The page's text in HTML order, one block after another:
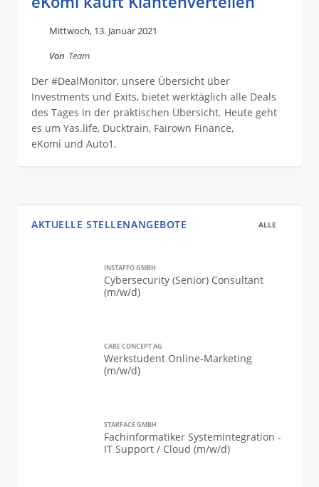
Mittwoch, 13. Januar 2021
Von Team
Der #DealMonitor, unsere Übersicht über
Investments und Exits, bietet werktäglich alle Deals
des Tages in der praktischen Übersicht. Heute geht
es um Yas.life, Ducktrain, Fairown Finance,
eKomi und Auto1.
AKTUELLE STELLENANGEBOTE ALLE
INSTAFFO GMBH
Cybersecurity (Senior) Consultant
(m/w/d)
CARE CONCEPT AG
Werkstudent Online-Marketing
(m/w/d)
STARFACE GMBH
Fachinformatiker Systemintegration -
IT Support / Cloud (m/w/d)